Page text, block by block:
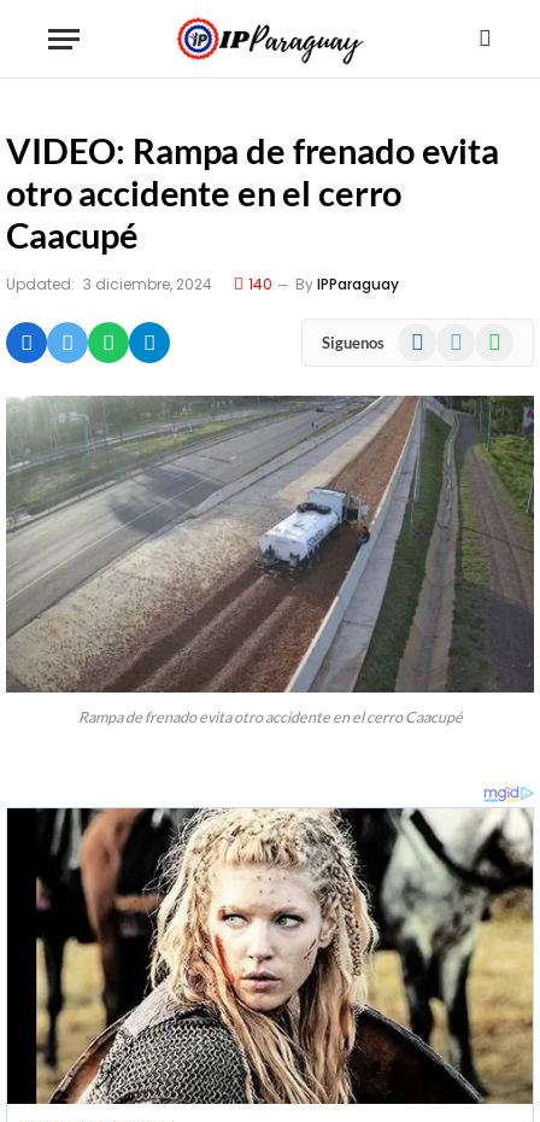
VIDEO: Rampa de frenado evita
otro accidente en el cerro
Caacupé
Updated: 3 diciembre, 2024 140 ByIPParaguay
Siguenos Facebook
Rampa de frenado evita otro accidente en el cerro Caacupé